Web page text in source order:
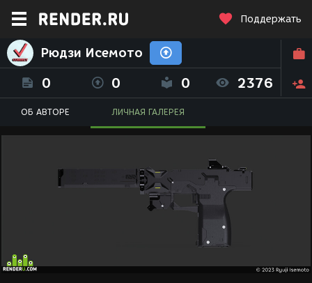
Поддержать
Рюдзи Исемото
0 0 0 2376
ОБ АВТОРЕ ЛИЧНАЯ ГАЛЕРЕЯ